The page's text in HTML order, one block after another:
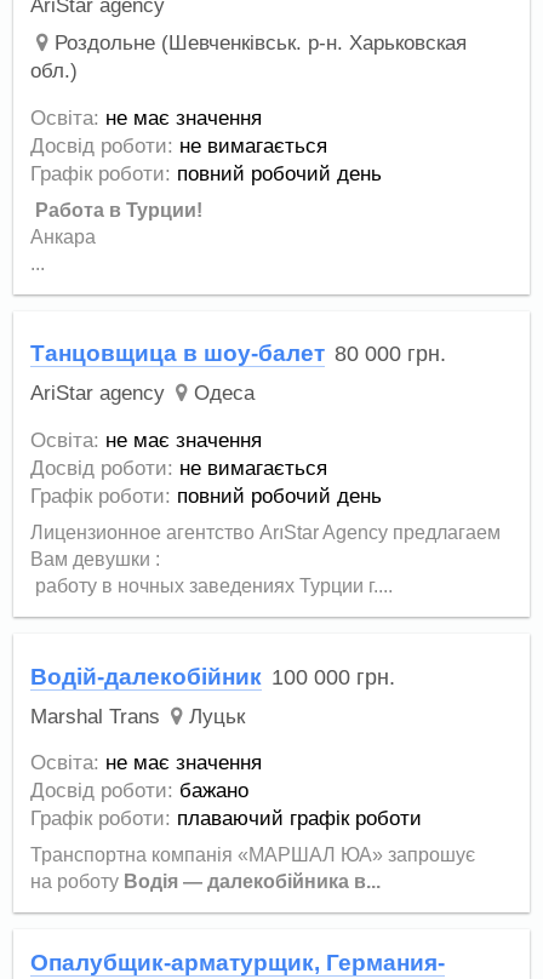
AriStar agency
Роздольне (Шевченківськ. р-н. Харьковская
обл.)
Освіта: не має значення
Досвід роботи: не вимагається
Графік роботи: повний робочий день
Работа в Турции!
Анкара
...
Танцовщица в шоу-балет 80 000 грн.
AriStar agency Одеса
Освіта: не має значення
Досвід роботи: не вимагається
Графік роботи: повний робочий день
Лицензионное агентство ArıStar Agency предлагаем
Вам девушки :
работу в ночных заведениях Турции г....
Водій-далекобійник 100 000 грн.
Marshal Trans Луцьк
Освіта: не має значення
Досвід роботи: бажано
Графік роботи: плаваючий графік роботи
Транспортна компанія «МАРШАЛ ЮА» запрошує
на роботу Водія — далекобійника в...
Опалубщик-арматурщик, Германия-